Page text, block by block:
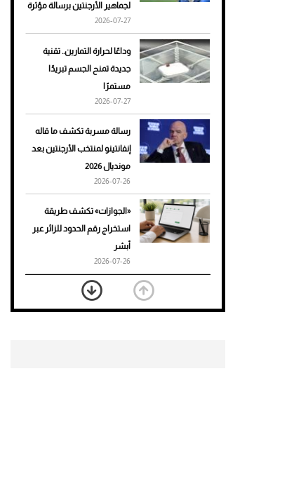
هوى الأبطال
أفضل تدريج للشعر الطويل
لإطلالة جريئة وعصرية
للرجال
لجماهير الأرجنتين برسالة مؤثرة
2026-07-27
وداعًا لحرارة التمارين.. تقنية
جديدة تمنح الجسم تبريدًا
مستمرًا
2026-07-27
رسالة مسربة تكشف ما قاله
إنفانتينو لمنتخب الأرجنتين بعد
مونديال 2026
2026-07-26
«الجوازات» تكشف طريقة
استخراج رقم الحدود للزائر عبر
أبشر
2026-07-26
بعد 7 أشهر من تعرضه لحادث
مروع.. جوشوا يفوز على برينغا